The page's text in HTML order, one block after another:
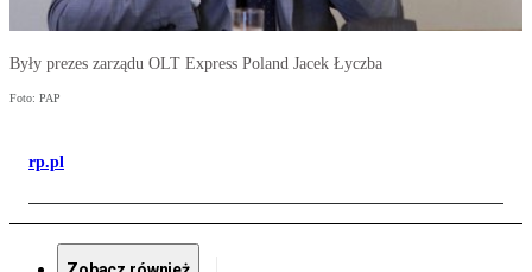
Były prezes zarządu OLT Express Poland Jacek Łyczba
Foto: PAP
rp.pl